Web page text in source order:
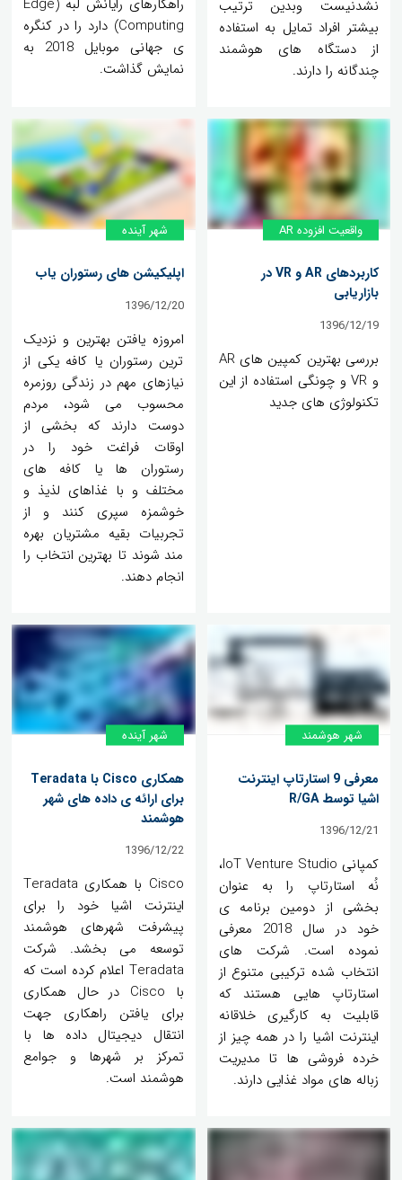
نشدنیست وبدین ترتیب
بیشتر افراد تمایل به استفاده
از دستگاه های هوشمند
چندگانه را دارند.
راهکارهای رایانش لبه (Edge
Computing) دارد را در کنگره
ی جهانی موبایل 2018 به
نمایش گذاشت.
واقعیت افزوده AR
کاربردهای AR و VR در
بازاریابی
1396/12/19
بررسی بهترین کمپین های AR
و VR و چونگی استفاده از این
تکنولوژی های جدید
شهر آینده
اپلیکیشن های رستوران یاب
1396/12/20
امروزه یافتن بهترین و نزدیک
ترین رستوران یا کافه یکی از
نیازهای مهم در زندگی روزمره
محسوب می شود، مردم
دوست دارند که بخشی از
اوقات فراغت خود را در
رستوران ها یا کافه های
مختلف و با غذاهای لذیذ و
خوشمزه سپری کنند و از
تجربیات بقیه مشتریان بهره
مند شوند تا بهترین انتخاب را
انجام دهند.
شهر هوشمند
معرفی 9 استارتاپ اینترنت
اشیا توسط R/GA
1396/12/21
کمپانی IoT Venture Studio،
نُه استارتاپ را به عنوان
بخشی از دومین برنامه ی
خود در سال 2018 معرفی
نموده است. شرکت های
انتخاب شده ترکیبی متنوع از
استارتاپ هایی هستند که
قابلیت به کارگیری خلاقانه
اینترنت اشیا را در همه چیز از
خرده فروشی ها تا مدیریت
زباله های مواد غذایی دارند.
شهر آینده
همکاری Cisco با Teradata
برای ارائه ی داده های شهر
هوشمند
1396/12/22
Cisco با همکاری Teradata
اینترنت اشیا خود را برای
پیشرفت شهرهای هوشمند
توسعه می بخشد. شرکت
Teradata اعلام کرده است که
با Cisco در حال همکاری
برای یافتن راهکاری جهت
انتقال دیجیتال داده ها با
تمرکز بر شهرها و جوامع
هوشمند است.